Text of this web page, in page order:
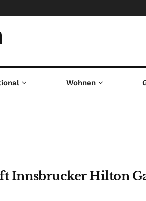
Wohnen
Innsbrucker Hilton